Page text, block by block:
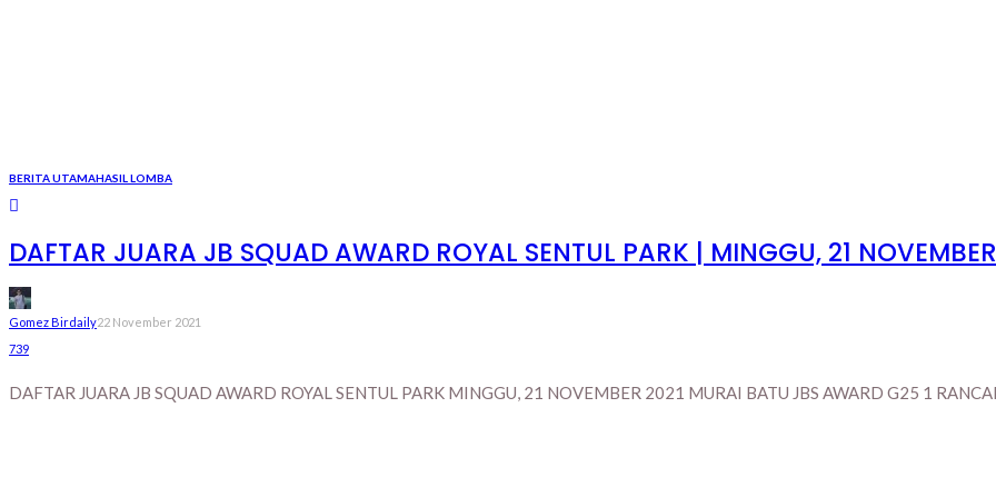
BERITA UTAMAHASIL LOMBA
DAFTAR JUARA JB SQUAD AWARD ROYAL SENTUL PARK | MINGGU, 21
Gomez Birdaily22 November 2021
739
DAFTAR JUARA JB SQUAD AWARD ROYAL SENTUL PARK MINGGU, 21 NOVEMBER 2021 MURAI BATU JBS AWARD G25 1 RANCAP